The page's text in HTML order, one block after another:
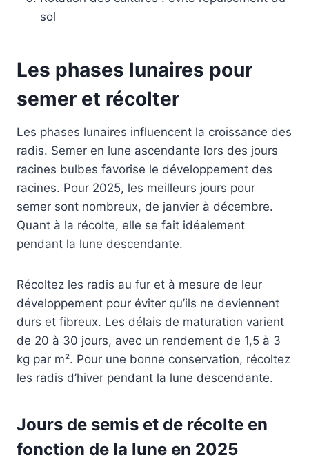
sol
Les phases lunaires pour
semer et récolter
Les phases lunaires influencent la croissance des
radis. Semer en lune ascendante lors des jours
racines bulbes favorise le développement des
racines. Pour 2025, les meilleurs jours pour
semer sont nombreux, de janvier à décembre.
Quant à la récolte, elle se fait idéalement
pendant la lune descendante.
Récoltez les radis au fur et à mesure de leur
développement pour éviter qu’ils ne deviennent
durs et fibreux. Les délais de maturation varient
de 20 à 30 jours, avec un rendement de 1,5 à 3
kg par m². Pour une bonne conservation, récoltez
les radis d’hiver pendant la lune descendante.
Jours de semis et de récolte en
fonction de la lune en 2025